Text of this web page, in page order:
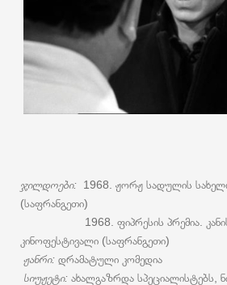
ჯილდოები: 1968. ჟორჟ სადულის
(საფრანგეთი)
1968. ფიპრესის პრემია. კანის
კინოფესტივალი (საფრანგეთი)
ჟანრი: დრამატული კომედია
სიუჟეტი: ახალგაზრდა სპეციალისტებს,